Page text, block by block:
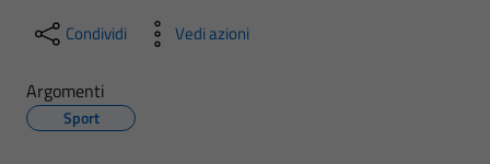
Condividi Vedi azioni
Argomenti
Sport